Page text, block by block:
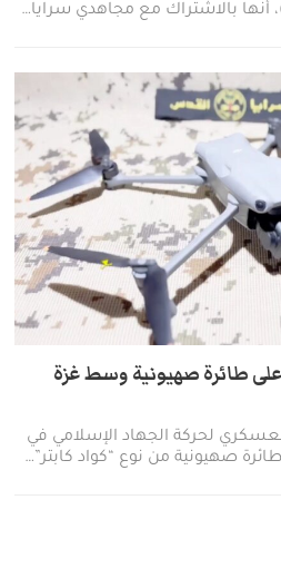
أنها بالاشتراك مع مجاهدي سرايا…
طائرة صهيونية وسط غزة
لحركة الجهاد الإسلامي في
صهيونية من نوع “كواد كابتر”…